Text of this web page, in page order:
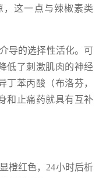
，这一点与辣椒素类
导的选择性活化。可
低了刺激肌肉的神经
丁苯丙酸（布洛芬，
和止痛药就具有互补
橙红色，24小时后析